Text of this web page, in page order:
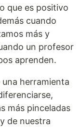
que es positivo
cuando
más y
un profesor
aprenden.
herramienta
más pinceladas
de nuestra